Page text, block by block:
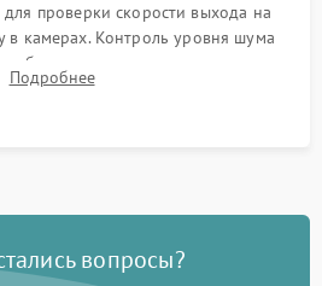
проверки скорости выхода на
в камерах. Контроль уровня шума
обмерзания стенок и корректного
автоматической оттайки.
Подробнее
вопросы?